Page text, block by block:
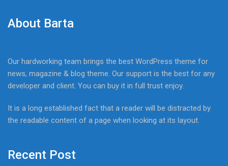
About Barta
Our hardworking team brings the best WordPress theme for
news, magazine & blog theme. Our support is the best for any
developer and client. You can buy it in full trust enjoy.
It is a long established fact that a reader will be distracted by
the readable content of a page when looking at its layout.
Recent Post